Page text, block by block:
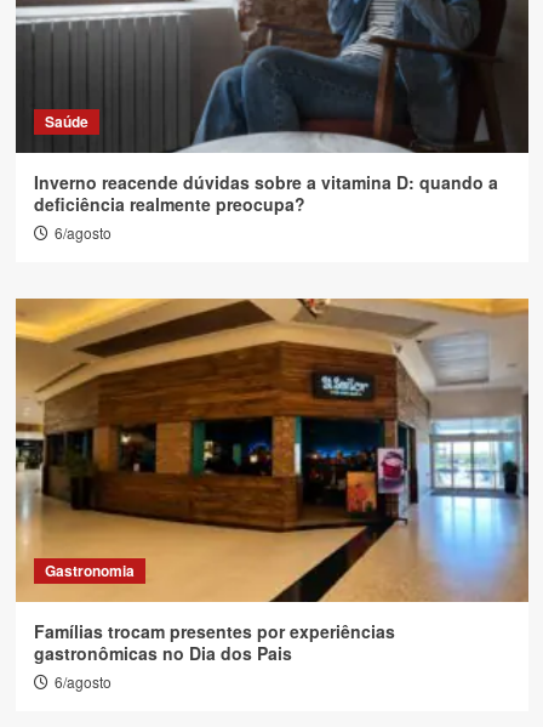
Saúde
Inverno reacende dúvidas sobre a vitamina D: quando a
deficiência realmente preocupa?
6/agosto
Gastronomia
Famílias trocam presentes por experiências
gastronômicas no Dia dos Pais
6/agosto